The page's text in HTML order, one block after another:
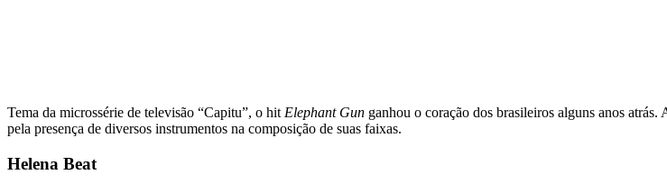
Tema da microssérie de televisão “Capitu”, o hit Elephant Gun ganhou o coração dos brasileiros alguns anos
pela presença de diversos instrumentos na composição de suas faixas.
Helena Beat